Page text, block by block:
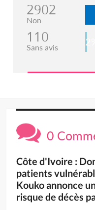
2902
Non
110
Sans avis 2%
0
Côte d'Ivoire :
patients
Kouko annonce
risque de décès